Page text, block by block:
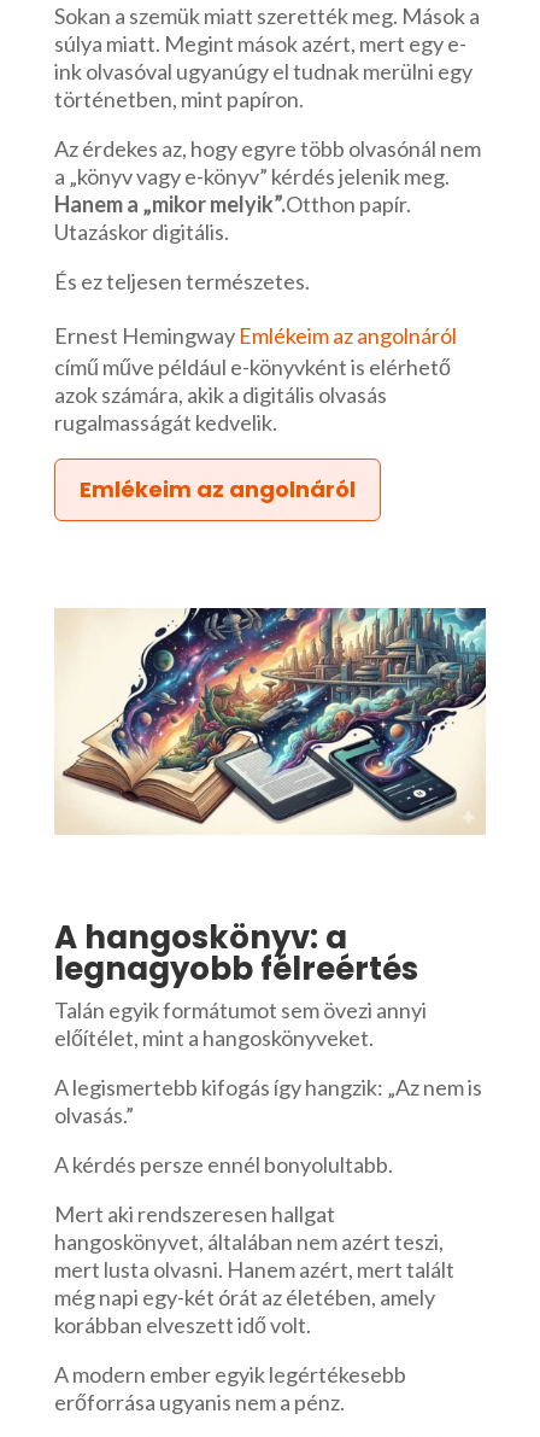
Sokan a szemük miatt szerették meg. Mások a
súlya miatt. Megint mások azért, mert egy e-
ink olvasóval ugyanúgy el tudnak merülni egy
történetben, mint papíron.
Az érdekes az, hogy egyre több olvasónál nem
a „könyv vagy e-könyv” kérdés jelenik meg.
Hanem a „mikor melyik”.Otthon papír.
Utazáskor digitális.
És ez teljesen természetes.
Ernest Hemingway Emlékeim az angolnáról
című műve például e-könyvként is elérhető
azok számára, akik a digitális olvasás
rugalmasságát kedvelik.
Emlékeim az angolnáról
A hangoskönyv: a
legnagyobb félreértés
Talán egyik formátumot sem övezi annyi
előítélet, mint a hangoskönyveket.
A legismertebb kifogás így hangzik: „Az nem is
olvasás.”
A kérdés persze ennél bonyolultabb.
Mert aki rendszeresen hallgat
hangoskönyvet, általában nem azért teszi,
mert lusta olvasni. Hanem azért, mert talált
még napi egy-két órát az életében, amely
korábban elveszett idő volt.
A modern ember egyik legértékesebb
erőforrása ugyanis nem a pénz.